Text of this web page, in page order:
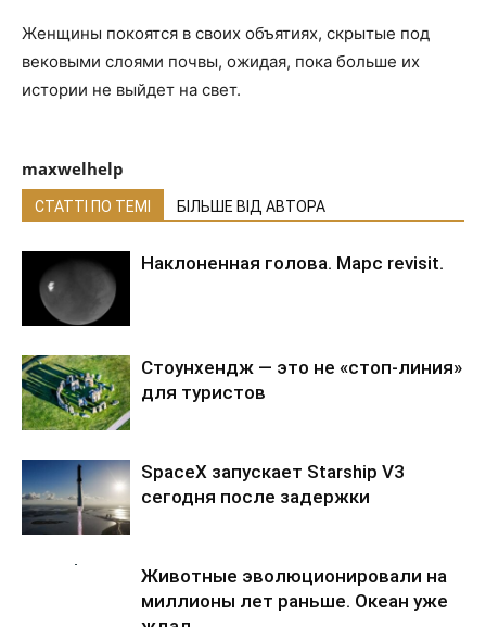
Женщины покоятся в своих объятиях, скрытые под
вековыми слоями почвы, ожидая, пока больше их
истории не выйдет на свет.
maxwelhelp
СТАТТІ ПО ТЕМІ БІЛЬШЕ ВІД АВТОРА
Наклоненная голова. Марс revisit.
Стоунхендж — это не «стоп-линия»
для туристов
SpaceX запускает Starship V3
сегодня после задержки
Животные эволюционировали на
миллионы лет раньше. Океан уже